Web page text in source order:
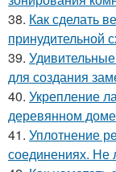
38. Как сделать
принудительной
39.
для создания
40. Укрепление
деревянном доме
41. Уплотнение
соединениях. Не